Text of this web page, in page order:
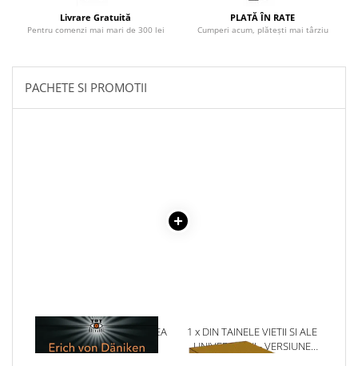
TP ROLL
Livrare Gratuită
Pentru comenzi mai mari de 300 lei
PLATĂ ÎN RATE
Cumperi acum, plătești mai târziu
PACHETE SI PROMOTII
1 x ENOH SI INTOARCEREA
ZEILOR
1 x DIN TAINELE VIETII SI ALE
UNIVERSULUI - VERSIUNE